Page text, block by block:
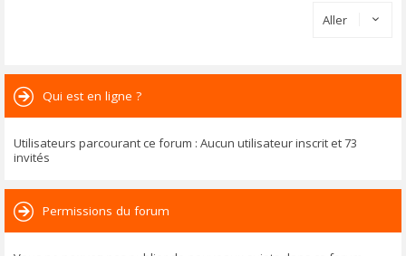
Aller
Qui est en ligne ?
Utilisateurs parcourant ce forum : Aucun utilisateur inscrit et 73
invités
Permissions du forum